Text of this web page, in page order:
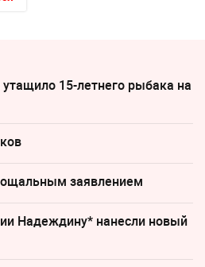
15-летнего рыбака на
заявлением
Надеждину* нанесли новый